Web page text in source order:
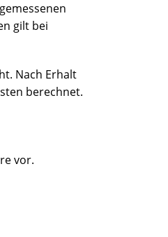
gilt bei
Nach Erhalt
berechnet.
vor.